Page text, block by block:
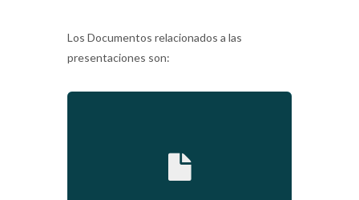
Los Documentos relacionados a las
presentaciones son: